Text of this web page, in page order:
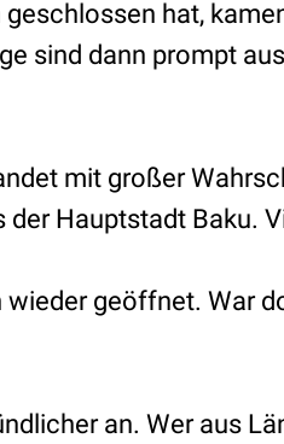
hat,
sind dann prompt
mit großer
Hauptstadt Baku.
geöffnet. War
an. Wer aus